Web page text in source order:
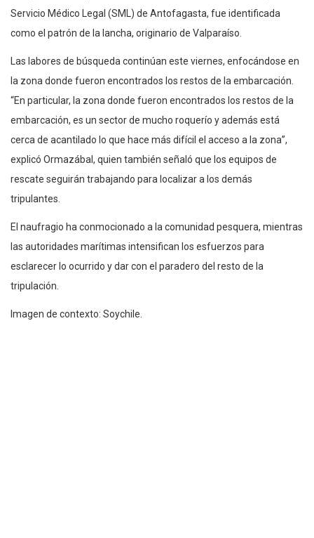
Servicio Médico Legal (SML) de Antofagasta, fue identificada
como el patrón de la lancha, originario de Valparaíso.
Las labores de búsqueda continúan este viernes, enfocándose en
la zona donde fueron encontrados los restos de la embarcación.
“En particular, la zona donde fueron encontrados los restos de la
embarcación, es un sector de mucho roquerío y además está
cerca de acantilado lo que hace más difícil el acceso a la zona”,
explicó Ormazábal, quien también señaló que los equipos de
rescate seguirán trabajando para localizar a los demás
tripulantes.
El naufragio ha conmocionado a la comunidad pesquera, mientras
las autoridades marítimas intensifican los esfuerzos para
esclarecer lo ocurrido y dar con el paradero del resto de la
tripulación.
Imagen de contexto: Soychile.